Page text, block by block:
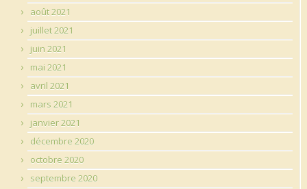
août 2021
juillet 2021
juin 2021
mai 2021
avril 2021
mars 2021
janvier 2021
décembre 2020
octobre 2020
septembre 2020